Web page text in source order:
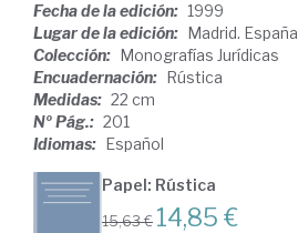
Fecha de la edición: 1999
Lugar de la edición: Madrid. España
Colección: Monografías Jurídicas
Encuadernación: Rústica
Medidas: 22 cm
Nº Pág.: 201
Idiomas: Español
Papel: Rústica
15,63 € 14,85 €